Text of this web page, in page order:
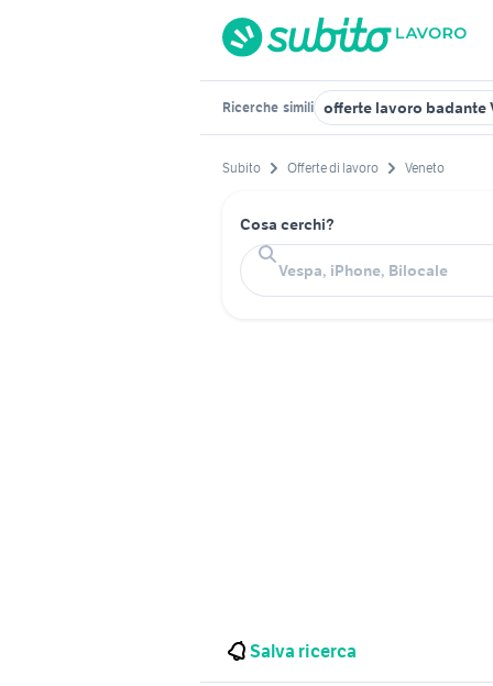
Ricerche simili offerte lavoro badante
Subito Offerte di lavoro Veneto
Cosa cerchi?
Salva ricerca